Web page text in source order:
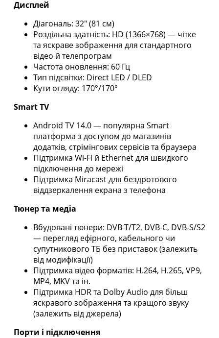
Дисплей
Діагональ: 32″ (81 см)
Роздільна здатність: HD (1366×768) — чітке
та яскраве зображення для стандартного
відео й телепрограм
Частота оновлення: 60 Гц
Тип підсвітки: Direct LED / DLED
Кути огляду: 170°/170°
Smart TV
Android TV 14.0 — популярна Smart
платформа з доступом до магазинів
додатків, стрімінгових сервісів та браузера
Підтримка Wi-Fi й Ethernet для швидкого
підключення до мережі
Підтримка Miracast для бездротового
віддзеркалення екрана з телефона
Тюнер та медіа
Вбудовані тюнери: DVB-T/T2, DVB-C, DVB-S/S2
— перегляд ефірного, кабельного чи
супутникового ТБ без приставок (залежить
від модифікації)
Підтримка відео форматів: H.264, H.265, VP9,
MP4, MKV та ін.
Підтримка HDR та Dolby Audio для більш
яскравого зображення та кращого звуку
(залежить від джерела)
Порти і підключення